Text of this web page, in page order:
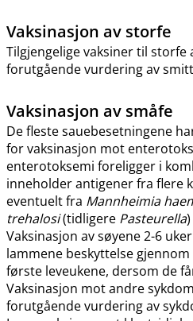
Vaksinasjon av storfe
Tilgjengelige vaksiner til storfe
forutgående vurdering av
Vaksinasjon av småfe
De fleste sauebesetningene
for vaksinasjon mot
enterotoksemi foreligger i
inneholder antigener fra flere
eventuelt fra Mannheimia
trehalosi(tidligere Pasteurella
Vaksinasjon av søyene 2-6
lammene beskyttelse
første leveukene, dersom de
Vaksinasjon mot andre
forutgående vurdering av